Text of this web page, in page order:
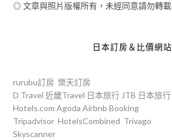
◎ 文章與照片版權所有，未經同意請勿轉載
日本訂房＆比價網站
rurubu訂房 樂天訂房
D Travel 近畿Travel 日本旅行 JTB 日本旅行
Hotels.com Agoda Airbnb Booking
Tripadvisor HotelsCombined Trivago
Skyscanner